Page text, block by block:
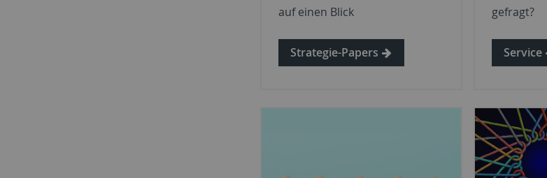
auf einen Blick
Strategie-Papers
gefragt?
Service